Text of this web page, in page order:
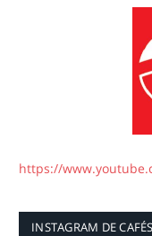
https://
INSTAGRAM DE